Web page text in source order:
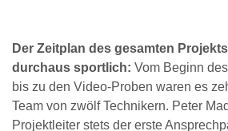
Der Zeitplan des gesamten
durchaus sportlich: Vom Beginn
bis zu den Video-Proben waren es
Team von zwölf Technikern. Peter
Projektleiter stets der erste